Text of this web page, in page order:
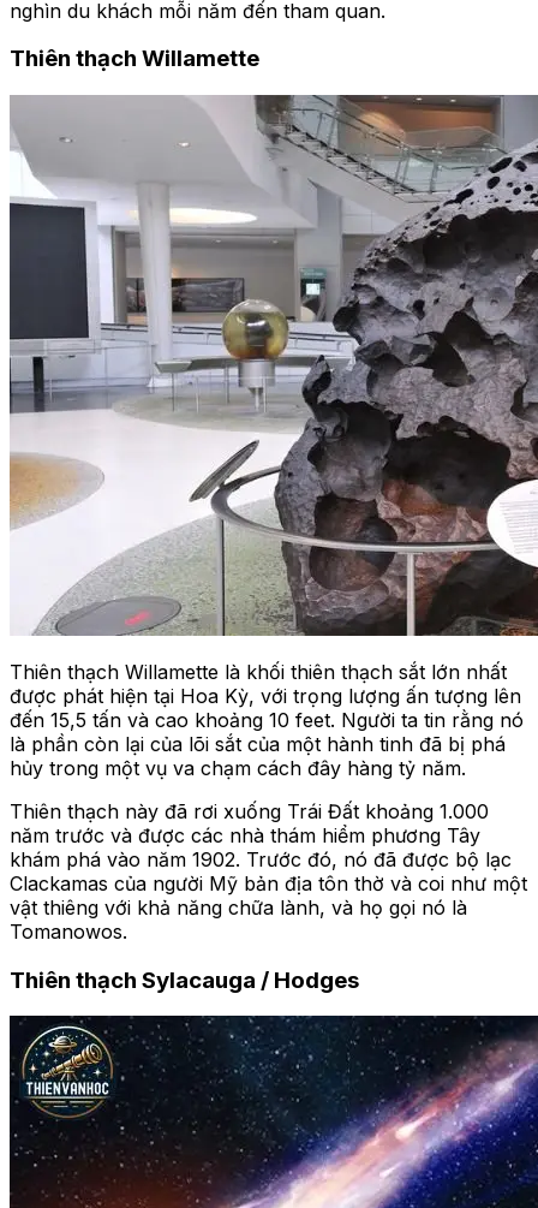
nghìn du khách mỗi năm đến tham quan.
Thiên thạch Willamette
Thiên thạch Willamette là khối thiên thạch sắt lớn nhất
được phát hiện tại Hoa Kỳ, với trọng lượng ấn tượng lên
đến 15,5 tấn và cao khoảng 10 feet. Người ta tin rằng nó
là phần còn lại của lõi sắt của một hành tinh đã bị phá
hủy trong một vụ va chạm cách đây hàng tỷ năm.
Thiên thạch này đã rơi xuống Trái Đất khoảng 1.000
năm trước và được các nhà thám hiểm phương Tây
khám phá vào năm 1902. Trước đó, nó đã được bộ lạc
Clackamas của người Mỹ bản địa tôn thờ và coi như một
vật thiêng với khả năng chữa lành, và họ gọi nó là
Tomanowos.
Thiên thạch Sylacauga / Hodges